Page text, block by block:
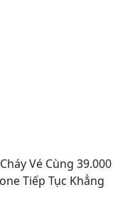
Vé Cùng 39.000
Tiếp Tục Khẳng